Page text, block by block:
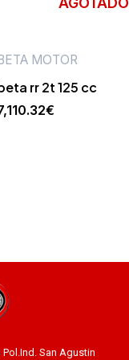
BETA MOTOR
rr 2t 125 cc
€
San Agustin